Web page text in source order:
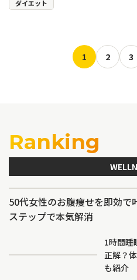
ダイエット
1 2 3
Ranking
50代女性のお腹痩せを即効で
ステップで本気解消
1時間睡
正解？
も紹介